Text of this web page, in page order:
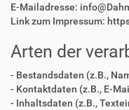
E-Mailadresse:
Link zum Impressum:
Arten der
- Bestandsdaten (z.B.,
- Kontaktdaten (z.B., E-
- Inhaltsdaten (z.B.,